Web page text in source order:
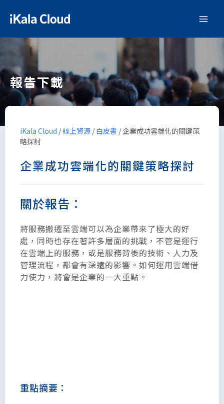
報告下載
iKala Cloud /線上資源 / 白皮書 / 企業成功雲端化的關鍵策
略探討
企業成功雲端化的關鍵策略探討
關於報告：
將服務搬遷至雲端可以為企業帶來了極大的好
處，同時也存在著許多層面的挑戰，不管是運行
在雲端上的服務，或是服務背後的技術、人力及
管理流程，都會有深遠的影響。如何運用雲端借
力使力，將會是企業的一大重點。
重點摘要：